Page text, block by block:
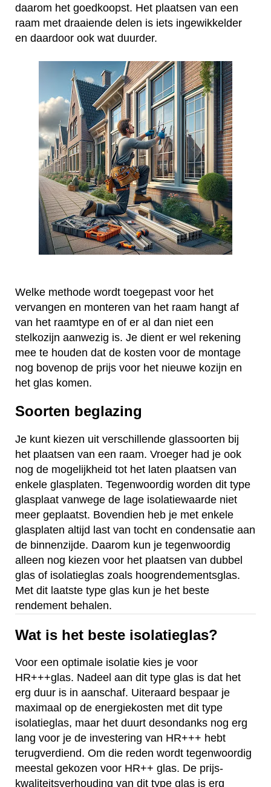
daarom het goedkoopst. Het plaatsen van een
raam met draaiende delen is iets ingewikkelder
en daardoor ook wat duurder.
Welke methode wordt toegepast voor het
vervangen en monteren van het raam hangt af
van het raamtype en of er al dan niet een
stelkozijn aanwezig is. Je dient er wel rekening
mee te houden dat de kosten voor de montage
nog bovenop de prijs voor het nieuwe kozijn en
het glas komen.
Soorten beglazing
Je kunt kiezen uit verschillende glassoorten bij
het plaatsen van een raam. Vroeger had je ook
nog de mogelijkheid tot het laten plaatsen van
enkele glasplaten. Tegenwoordig worden dit type
glasplaat vanwege de lage isolatiewaarde niet
meer geplaatst. Bovendien heb je met enkele
glasplaten altijd last van tocht en condensatie aan
de binnenzijde. Daarom kun je tegenwoordig
alleen nog kiezen voor het plaatsen van dubbel
glas of isolatieglas zoals hoogrendementsglas.
Met dit laatste type glas kun je het beste
rendement behalen.
Wat is het beste isolatieglas?
Voor een optimale isolatie kies je voor
HR+++glas. Nadeel aan dit type glas is dat het
erg duur is in aanschaf. Uiteraard bespaar je
maximaal op de energiekosten met dit type
isolatieglas, maar het duurt desondanks nog erg
lang voor je de investering van HR+++ hebt
terugverdiend. Om die reden wordt tegenwoordig
meestal gekozen voor HR++ glas. De prijs-
kwaliteitsverhouding van dit type glas is erg